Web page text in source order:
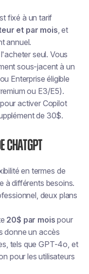
fixé à un tarif
et par mois, et
annuel.
seul. Vous
sous-jacent à un
Enterprise éligible
ou E3/E5).
activer Copilot
de 30$.
en termes de
à différents besoins.
deux plans
20$ par mois pour
donne un accès
tels que GPT-4o, et
pour les utilisateurs